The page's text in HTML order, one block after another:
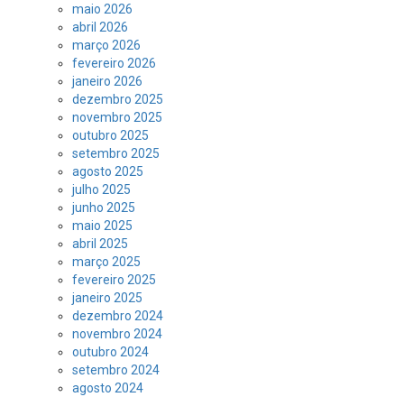
maio 2026
abril 2026
março 2026
fevereiro 2026
janeiro 2026
dezembro 2025
novembro 2025
outubro 2025
setembro 2025
agosto 2025
julho 2025
junho 2025
maio 2025
abril 2025
março 2025
fevereiro 2025
janeiro 2025
dezembro 2024
novembro 2024
outubro 2024
setembro 2024
agosto 2024